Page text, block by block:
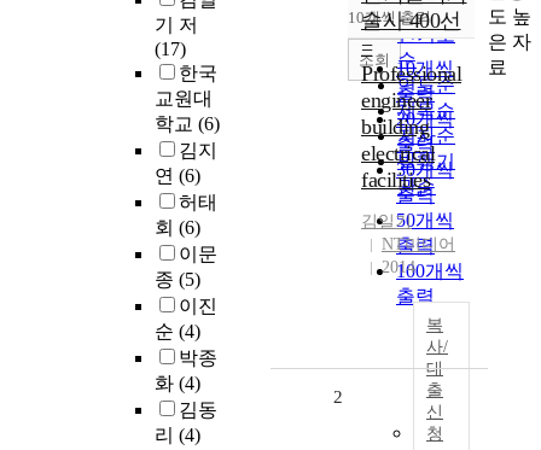
기 저
(17)
한국
교원대
학교 (6)
김지
연 (6)
허태
회 (6)
이문
종 (5)
이진
순 (4)
박종
화 (4)
김동
리 (4)
순
인기도
순
연도순
제목순
저자순
발행기
관순
내림차순
10개씩 출력
10개씩
출력
20개씩
출력
30개씩
출력
50개씩
출력
100개씩
출력
조회
술사 400선
=
Professional
engineer
building
electrical
facilities
김일기
NT미디어
2014
복
사/
대
출
신
청
2
도 높
은 자
료